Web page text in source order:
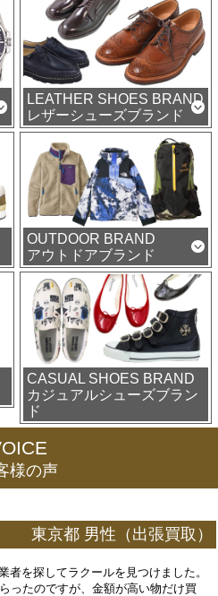
LEATHER SHOES BRAND
レザーシューズブランド
OUTDOOR BRAND
アウトドアブランド
CASUAL SHOES BRAND
カジュアルシューズブラン
ド
様の声
東京都 男性（出張買取）
者を探してラクールを見つけました。
ったのですが、金額が高い物だけ買